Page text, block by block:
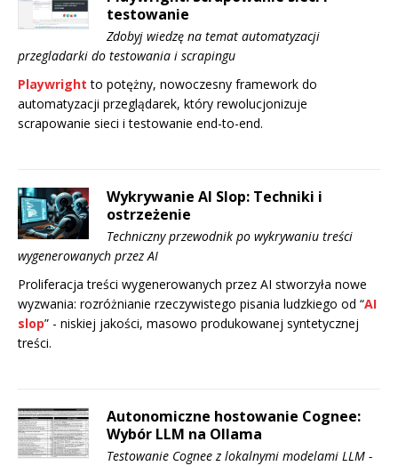
testowanie
Zdobyj wiedzę na temat automatyzacji
przegladarki do testowania i scrapingu
Playwright to potężny, nowoczesny framework do
automatyzacji przeglądarek, który rewolucjonizuje
scrapowanie sieci i testowanie end-to-end.
Wykrywanie AI Slop: Techniki i
ostrzeżenie
Techniczny przewodnik po wykrywaniu treści
wygenerowanych przez AI
Proliferacja treści wygenerowanych przez AI stworzyła nowe
wyzwania: rozróżnianie rzeczywistego pisania ludzkiego od “AI
slop” - niskiej jakości, masowo produkowanej syntetycznej
treści.
Autonomiczne hostowanie Cognee:
Wybór LLM na Ollama
Testowanie Cognee z lokalnymi modelami LLM -